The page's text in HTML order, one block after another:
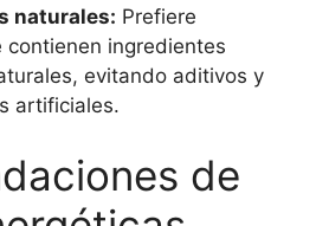
naturales: Prefiere
contienen ingredientes
evitando aditivos y
artificiales.
de